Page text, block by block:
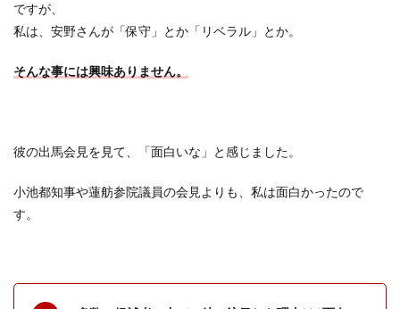
ですが、
私は、安野さんが「保守」とか「リベラル」とか。
そんな事には興味ありません。
彼の出馬会見を見て、「面白いな」と感じました。
小池都知事や蓮舫参院議員の会見よりも、私は面白かったので
す。